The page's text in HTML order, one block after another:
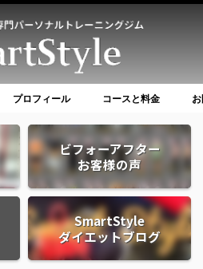
プロフィール コースと料金
ビフォーアフター
お客様の声
SmartStyle
ダイエットブログ